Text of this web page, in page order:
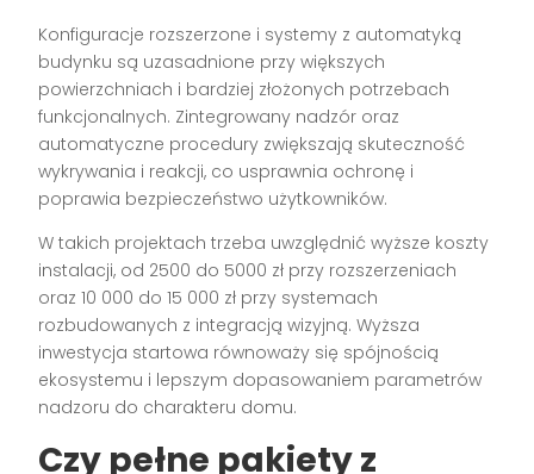
Konfiguracje rozszerzone i systemy z automatyką
budynku są uzasadnione przy większych
powierzchniach i bardziej złożonych potrzebach
funkcjonalnych. Zintegrowany nadzór oraz
automatyczne procedury zwiększają skuteczność
wykrywania i reakcji, co usprawnia ochronę i
poprawia bezpieczeństwo użytkowników.
W takich projektach trzeba uwzględnić wyższe koszty
instalacji, od 2500 do 5000 zł przy rozszerzeniach
oraz 10 000 do 15 000 zł przy systemach
rozbudowanych z integracją wizyjną. Wyższa
inwestycja startowa równoważy się spójnością
ekosystemu i lepszym dopasowaniem parametrów
nadzoru do charakteru domu.
Czy pełne pakiety z